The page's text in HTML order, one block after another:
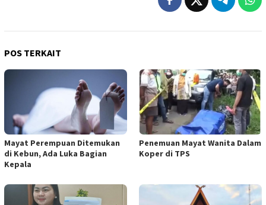
POS TERKAIT
Mayat Perempuan Ditemukan
di Kebun, Ada Luka Bagian
Kepala
Penemuan Mayat Wanita Dalam
Koper di TPS